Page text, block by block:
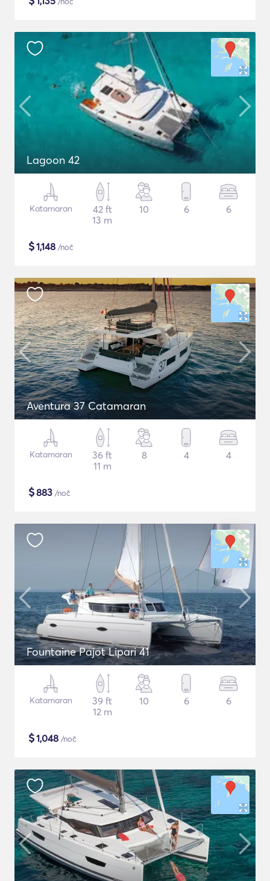
Lagoon 42
Katamaran
42 ft
13 m
10 6 6
$1,148 /noč
Aventura 37 Catamaran
Katamaran
36 ft
11 m
8 4 4
$883 /noč
Fountaine Pajot Lipari 41
Katamaran
39 ft
12 m
10 6 6
$1,048 /noč